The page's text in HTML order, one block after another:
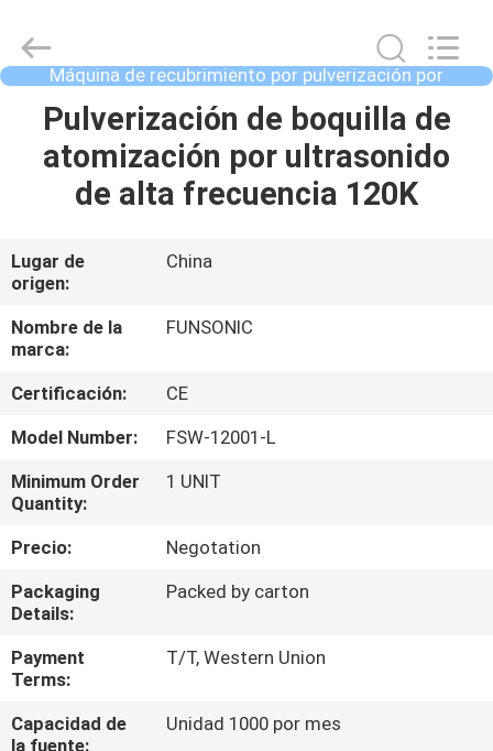
HOGAR
PRODUCTOS
ACERCA
DE
NOSOTROS
VISITA
A
LA
FÁBRICA
CONTROL
DE
CALIDAD
CONTÁCTENOS
Automation
Equipment
Co.,Ltd.
All
Reserved.
Máquina de recubrimiento por pulverización por
ultrasonido
Pulverización de boquilla de
atomización por ultrasonido
de alta frecuencia 120K
Lugar de
origen:
China
Nombre de la
marca:
FUNSONIC
Certificación:
CE
Model Number:
FSW-12001-L
Minimum Order
Quantity:
1 UNIT
Precio:
Negotation
Packaging
Details:
Packed by carton
Payment
Terms:
T/T, Western Union
Capacidad de
la fuente:
Unidad 1000 por mes